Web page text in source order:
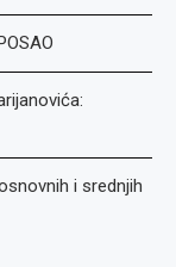
i srednjih